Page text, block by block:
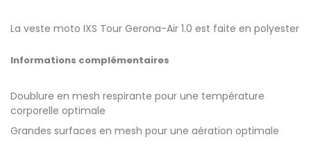
La veste moto IXS Tour Gerona-Air 1.0 est faite en polyester
Informations complémentaires
Doublure en mesh respirante pour une température
corporelle optimale
Grandes surfaces en mesh pour une aération optimale